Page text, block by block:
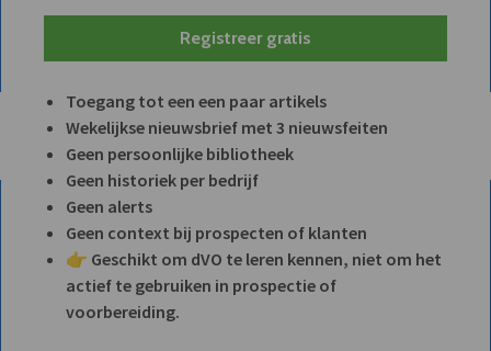
Registreer gratis
Toegang tot een een paar artikels
Wekelijkse nieuwsbrief met 3 nieuwsfeiten
Geen persoonlijke bibliotheek
Geen historiek per bedrijf
Geen alerts
Geen context bij prospecten of klanten
👉 Geschikt om dVO te leren kennen, niet om het
actief te gebruiken in prospectie of
voorbereiding.